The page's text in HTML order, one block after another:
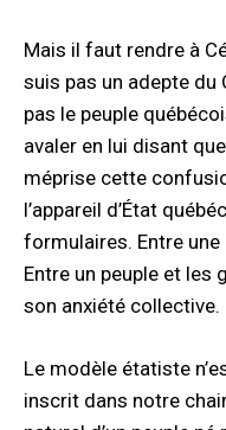
Mais il faut rendre à
suis pas un adepte du
pas le peuple
avaler en lui disant
méprise cette
l’appareil d’État
formulaires. Entre
Entre un peuple et
son anxiété collective.
Le modèle étatiste
inscrit dans notre